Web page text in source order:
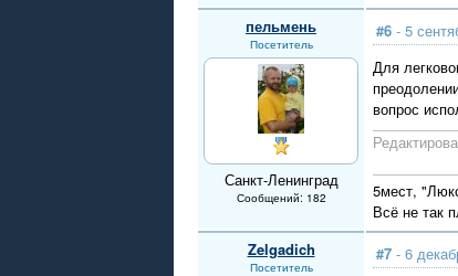
пельмень
Посетитель
Санкт-Ленинград
Сообщений: 182
#6 - 5
Для
вопрос
5мест,
Всё не так
Zelgadich
Посетитель
#7 - 6